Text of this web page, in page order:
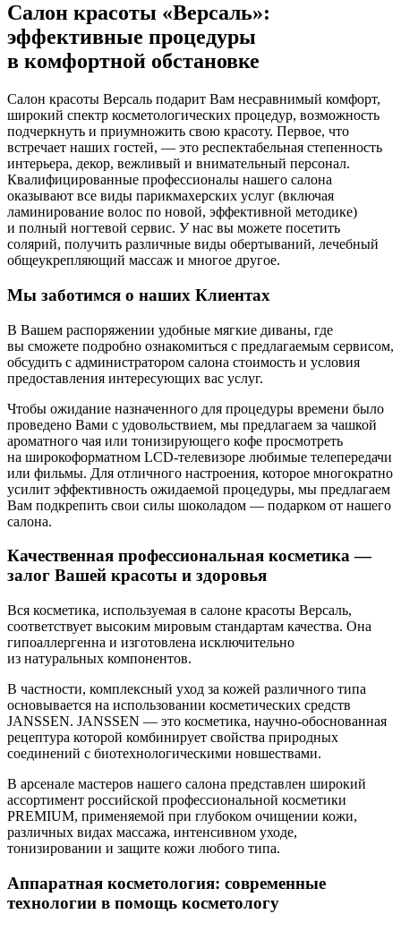
Салон красоты «Версаль»:
эффективные процедуры
в комфортной обстановке
Салон красоты Версаль подарит Вам несравнимый комфорт,
широкий спектр косметологических процедур, возможность
подчеркнуть и приумножить свою красоту. Первое, что
встречает наших гостей, — это респектабельная степенность
интерьера, декор, вежливый и внимательный персонал.
Квалифицированные профессионалы нашего салона
оказывают все виды парикмахерских услуг (включая
ламинирование волос по новой, эффективной методике)
и полный ногтевой сервис. У нас вы можете посетить
солярий, получить различные виды обертываний, лечебный
общеукрепляющий массаж и многое другое.
Мы заботимся о наших Клиентах
В Вашем распоряжении удобные мягкие диваны, где
вы сможете подробно ознакомиться с предлагаемым сервисом,
обсудить с администратором салона стоимость и условия
предоставления интересующих вас услуг.
Чтобы ожидание назначенного для процедуры времени было
проведено Вами с удовольствием, мы предлагаем за чашкой
ароматного чая или тонизирующего кофе просмотреть
на широкоформатном LCD-телевизоре любимые телепередачи
или фильмы. Для отличного настроения, которое многократно
усилит эффективность ожидаемой процедуры, мы предлагаем
Вам подкрепить свои силы шоколадом — подарком от нашего
салона.
Качественная профессиональная косметика —
залог Вашей красоты и здоровья
Вся косметика, используемая в салоне красоты Версаль,
соответствует высоким мировым стандартам качества. Она
гипоаллергенна и изготовлена исключительно
из натуральных компонентов.
В частности, комплексный уход за кожей различного типа
основывается на использовании косметических средств
JANSSEN. JANSSEN — это косметика, научно-обоснованная
рецептура которой комбинирует свойства природных
соединений с биотехнологическими новшествами.
В арсенале мастеров нашего салона представлен широкий
ассортимент российской профессиональной косметики
PREMIUM, применяемой при глубоком очищении кожи,
различных видах массажа, интенсивном уходе,
тонизировании и защите кожи любого типа.
Аппаратная косметология: современные
технологии в помощь косметологу